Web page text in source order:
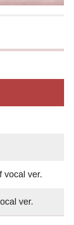
ver.
ver.